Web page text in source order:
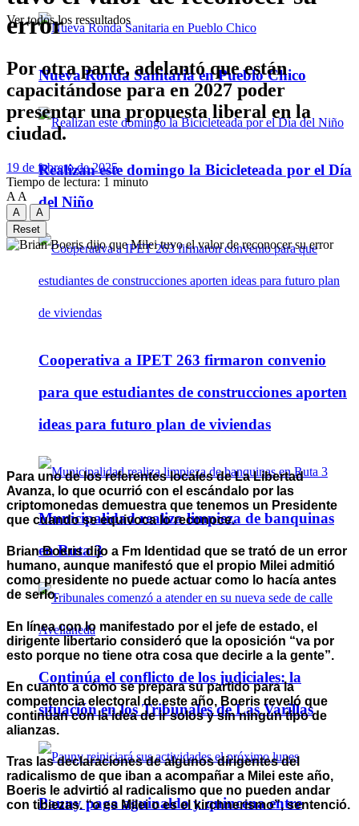
Nueva Ronda Sanitaria en Pueblo Chico
Realizan este domingo la Bicicleteada por el Día
del Niño
Cooperativa a IPET 263 firmaron convenio
para que estudiantes de construcciones aporten
ideas para futuro plan de viviendas
Municipalidad realiza limpieza de banquinas
en Ruta 3
Continúa el conflicto de los judiciales: la
situación en los Tribunales de Las Varillas
Pauny paga aguinaldo y quincena entre
Ver todos los ressultados
error
Por otra parte, adelantó que están
capacitándose para en 2027 poder
presentar una propuesta liberal en la
ciudad.
19 de febrero de 2025
Tiempo de lectura: 1 minuto
A A
A
A
Reset
Para uno de los referentes locales de La Libertad
Avanza, lo que ocurrió con el escándalo por las
criptomonedas demuestra que tenemos un Presidente
que cuando se equivoca lo reconoce.
Brian Boeris dijo a Fm Identidad que se trató de un error
humano, aunque manifestó que el propio Milei admitió
como presidente no puede actuar como lo hacía antes
de serlo.
En línea con lo manifestado por el jefe de estado, el
dirigente libertario consideró que la oposición “va por
esto porque no tiene otra cosa que decirle a la gente”.
En cuanto a cómo se prepara su partido para la
competencia electoral de este año, Boeris reveló que
continúan con la idea de ir solos y sin ningun tipo de
alianzas.
Tras las declaraciones de algunos dirigentes del
radicalismo de que iban a acompañar a Milei este año,
Boeris le advirtió al radicalismo que no pueden andar
con tibiezas. “o es Milei o es el kirchnerismo”, sentenció.